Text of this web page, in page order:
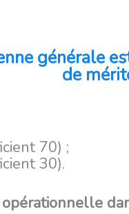
générale
de
70) ;
30).